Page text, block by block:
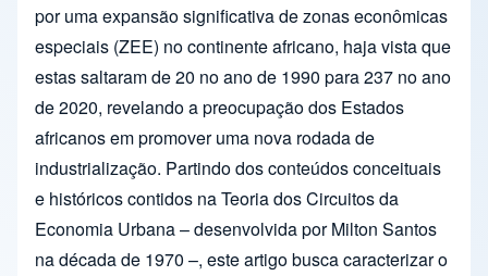
por uma expansão significativa de zonas econômicas
especiais (ZEE) no continente africano, haja vista que
estas saltaram de 20 no ano de 1990 para 237 no ano
de 2020, revelando a preocupação dos Estados
africanos em promover uma nova rodada de
industrialização. Partindo dos conteúdos conceituais
e históricos contidos na Teoria dos Circuitos da
Economia Urbana – desenvolvida por Milton Santos
na década de 1970 –, este artigo busca caracterizar o